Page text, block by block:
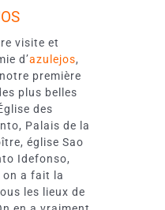
visite et
d’azulejos,
première
plus belles
des
Palais de la
église Sao
Idefonso,
on a fait la
les lieux de